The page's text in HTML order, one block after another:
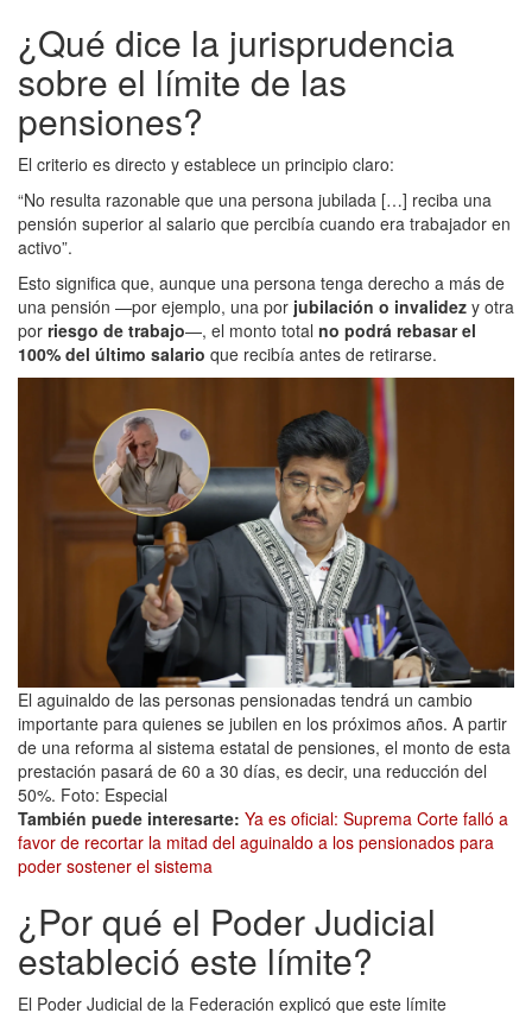
¿Qué dice la jurisprudencia
sobre el límite de las
pensiones?
El criterio es directo y establece un principio claro:
“No resulta razonable que una persona jubilada […] reciba una
pensión superior al salario que percibía cuando era trabajador en
activo”.
Esto significa que, aunque una persona tenga derecho a más de
una pensión —por ejemplo, una por jubilación o invalidez y otra
por riesgo de trabajo—, el monto total no podrá rebasar el
100% del último salario que recibía antes de retirarse.
El aguinaldo de las personas pensionadas tendrá un cambio
importante para quienes se jubilen en los próximos años. A partir
de una reforma al sistema estatal de pensiones, el monto de esta
prestación pasará de 60 a 30 días, es decir, una reducción del
50%. Foto: Especial
También puede interesarte: Ya es oficial: Suprema Corte falló a
favor de recortar la mitad del aguinaldo a los pensionados para
poder sostener el sistema
¿Por qué el Poder Judicial
estableció este límite?
El Poder Judicial de la Federación explicó que este límite